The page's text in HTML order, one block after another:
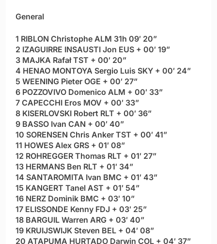
General
1 RIBLON Christophe ALM 31h 09′ 20”
2 IZAGUIRRE INSAUSTI Jon EUS + 00′ 19”
3 MAJKA Rafał TST + 00′ 20”
4 HENAO MONTOYA Sergio Luis SKY + 00′ 24”
5 WEENING Pieter OGE + 00′ 27”
6 POZZOVIVO Domenico ALM + 00′ 33”
7 CAPECCHI Eros MOV + 00′ 33”
8 KISERLOVSKI Robert RLT + 00′ 36”
9 BASSO Ivan CAN + 00′ 40”
10 SORENSEN Chris Anker TST + 00′ 41”
11 HOWES Alex GRS + 01′ 08”
12 ROHREGGER Thomas RLT + 01′ 27”
13 HERMANS Ben RLT + 01′ 34”
14 SANTAROMITA Ivan BMC + 01′ 43”
15 KANGERT Tanel AST + 01′ 54”
16 NERZ Dominik BMC + 03′ 10”
17 ELISSONDE Kenny FDJ + 03′ 25”
18 BARGUIL Warren ARG + 03′ 40”
19 KRUIJSWIJK Steven BEL + 04′ 08”
20 ATAPUMA HURTADO Darwin COL + 04′ 37”